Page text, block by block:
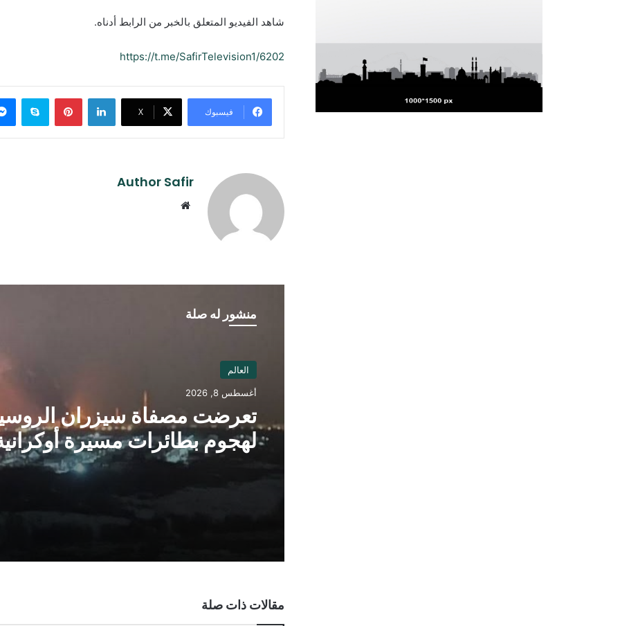
شاهد الفيديو المتعلق بالخبر من الرابط أدناه.
https://t.me/SafirTelevision1/6202
فيسبوك ‫X
لينكدإن بينتيريست
Author Safir
منشور له صلة
العالم
أغسطس 8, 2026
تعرضت مصفاة سيزران
لهجوم بطائرات مسيرة
مقالات ذات صلة